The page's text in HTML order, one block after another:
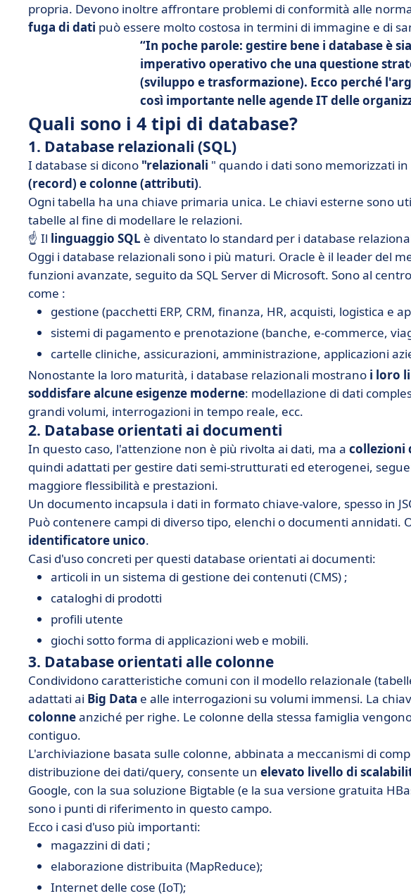
propria. Devono inoltre affrontare problemi di conformità alle
fuga di dati può essere molto costosa in termini di immagine e di
In poche parole: gestire bene i database è
imperativo operativo che una questione
(sviluppo e trasformazione). Ecco perché
così importante nelle agende IT delle
Quali sono i 4 tipi di database?
1. Database relazionali (SQL)
I database si dicono "relazionali " quando i dati sono memorizzati in
(record) e colonne (attributi).
Ogni tabella ha una chiave primaria unica. Le chiavi esterne sono
tabelle al fine di modellare le relazioni.
☝️ Il linguaggio SQL è diventato lo standard per i database
Oggi i database relazionali sono i più maturi. Oracle è il leader del
funzioni avanzate, seguito da SQL Server di Microsoft. Sono al
come :
gestione (pacchetti ERP, CRM, finanza, HR, acquisti, logistica e
sistemi di pagamento e prenotazione (banche, e-commerce,
cartelle cliniche, assicurazioni, amministrazione, applicazioni
Nonostante la loro maturità, i database relazionali mostrano i loro
soddisfare alcune esigenze moderne: modellazione di dati
grandi volumi, interrogazioni in tempo reale, ecc.
2. Database orientati ai documenti
In questo caso, l'attenzione non è più rivolta ai dati, ma a collezioni
quindi adattati per gestire dati semi-strutturati ed eterogenei,
maggiore flessibilità e prestazioni.
Un documento incapsula i dati in formato chiave-valore, spesso in
Può contenere campi di diverso tipo, elenchi o documenti annidati.
identificatore unico.
Casi d'uso concreti per questi database orientati ai documenti:
articoli in un sistema di gestione dei contenuti (CMS) ;
cataloghi di prodotti
profili utente
giochi sotto forma di applicazioni web e mobili.
3. Database orientati alle colonne
Condividono caratteristiche comuni con il modello relazionale
adattati ai Big Data e alle interrogazioni su volumi immensi. La
colonneanziché per righe. Le colonne della stessa famiglia
contiguo.
L'archiviazione basata sulle colonne, abbinata a meccanismi di
distribuzione dei dati/query, consente un elevato livello di
Google, con la sua soluzione Bigtable (e la sua versione gratuita
sono i punti di riferimento in questo campo.
Ecco i casi d'uso più importanti:
magazzini di dati ;
elaborazione distribuita (MapReduce);
Internet delle cose (IoT);